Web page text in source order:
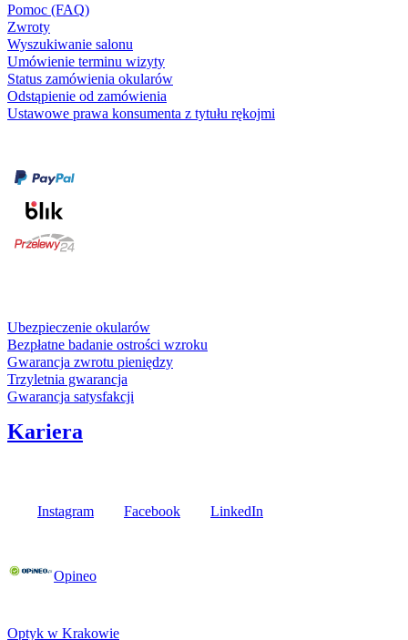
Pomoc (FAQ)
Zwroty
Wyszukiwanie salonu
Umówienie terminu wizyty
Status zamówienia okularów
Odstąpienie od zamówienia
Ustawowe prawa konsumenta z tytułu rękojmi
Ubezpieczenie okularów
Bezpłatne badanie ostrości wzroku
Gwarancja zwrotu pieniędzy
Trzyletnia gwarancja
Gwarancja satysfakcji
Kariera
Instagram Facebook LinkedIn
Opineo
Optyk w Krakowie